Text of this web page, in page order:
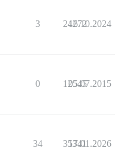
3 24272
16.10.2024
0 12545
05.07.2015
34 35341
17.01.2026